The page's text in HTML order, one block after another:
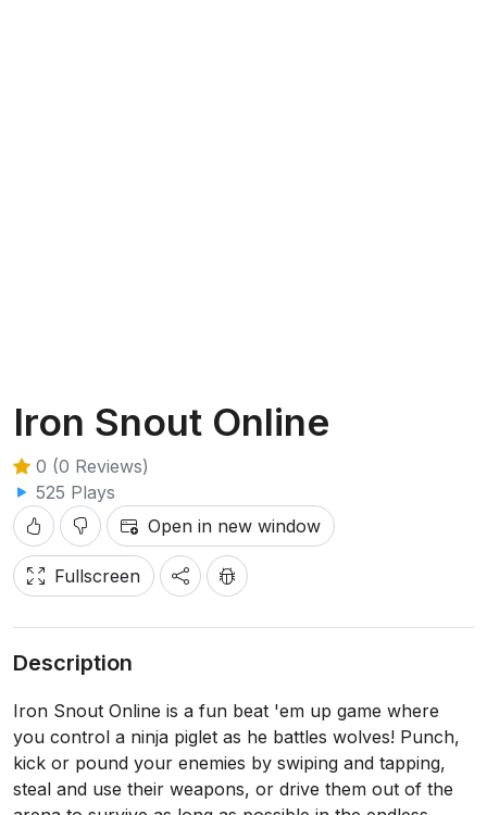
Iron Snout Online
0 (0 Reviews)
525 Plays
Open in new window
Fullscreen
Description
Iron Snout Online is a fun beat 'em up game where
you control a ninja piglet as he battles wolves! Punch,
kick or pound your enemies by swiping and tapping,
steal and use their weapons, or drive them out of the